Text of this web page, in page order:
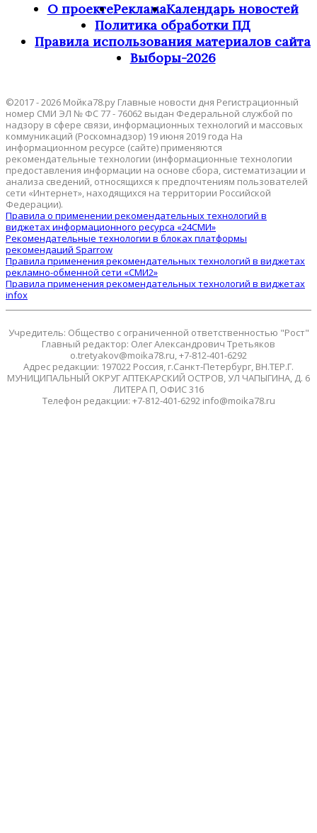
О проектеРекламаКалендарь новостей
Политика обработки ПД
Правила использования материалов сайта
Выборы-2026
©2017 - 2026 Мойка78.ру Главные новости дня Регистрационный
номер СМИ ЭЛ № ФС 77 - 76062 выдан Федеральной службой по
надзору в сфере связи, информационных технологий и массовых
коммуникаций (Роскомнадзор) 19 июня 2019 года На
информационном ресурсе (сайте) применяются
рекомендательные технологии (информационные технологии
предоставления информации на основе сбора, систематизации и
анализа сведений, относящихся к предпочтениям пользователей
сети «Интернет», находящихся на территории Российской
Федерации).
Правила о применении рекомендательных технологий в
виджетах информационного ресурса «24СМИ»
Рекомендательные технологии в блоках платформы
рекомендаций Sparrow
Правила применения рекомендательных технологий в виджетах
рекламно-обменной сети «СМИ2»
Правила применения рекомендательных технологий в виджетах
infox
Учредитель: Общество с ограниченной ответственностью "Рост"
Главный редактор: Олег Александрович Третьяков
o.tretyakov@moika78.ru, +7-812-401-6292
Адрес редакции: 197022 Россия, г.Санкт-Петербург, ВН.ТЕР.Г.
МУНИЦИПАЛЬНЫЙ ОКРУГ АПТЕКАРСКИЙ ОСТРОВ, УЛ ЧАПЫГИНА, Д. 6
ЛИТЕРА П, ОФИС 316
Телефон редакции: +7-812-401-6292 info@moika78.ru